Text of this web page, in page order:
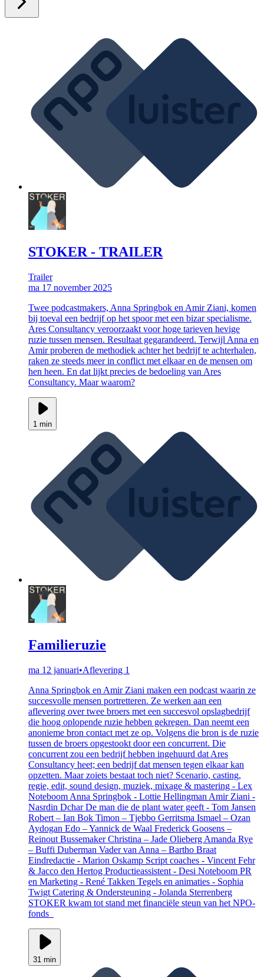
STOKER - TRAILER
Trailer
ma 17 november 2025
Twee podcastmakers, Anna Springbok en Amir Ziani, komen
bij toeval een bedrijf op het spoor met een bizar specialisme.
Ares Consultancy veroorzaakt voor hoge tarieven hevige
ruzie tussen mensen. Resultaat gegarandeerd. Terwijl Anna en
Amir proberen de methodiek achter het bedrijf te achterhalen,
raken ze steeds meer in conflict met elkaar en de mensen om
hen heen. En dat lijkt precies de bedoeling van Ares
Consultancy. Maar waarom?
1 min
Familieruzie
ma 12 januari•Aflevering 1
Anna Springbok en Amir Ziani maken een podcast waarin ze
succesvolle mensen portretteren. Ze werken aan een
aflevering over twee broers met een succesvol opslagbedrijf
die hoog oplopende ruzie hebben gekregen. Dan neemt een
anonieme bron contact met ze op. Volgens die bron is de ruzie
tussen de broers opgestookt door een concurrent. Die
concurrent zou een bedrijf hebben ingehuurd dat Ares
Consultancy heet; een bedrijf dat mensen tegen elkaar kan
opzetten. Maar zoiets bestaat toch niet? Scenario, casting,
regie, edit, sound design, muziek, mixage & mastering - Lex
Noteboom Anna Springbok - Lottie Hellingman Amir Ziani -
Nasrdin Dchar De man die de plant water geeft - Tom Jansen
Robert – Ian Bok Timon – Tjebbo Gerritsma Ismael – Ozan
Aydogan Edo – Yannick de Waal Frederick Goosens –
Reinout Bussemaker Christina – Jade Olieberg Amanda Rye
– Buffi Duberman Vader van Anna – Bartho Braat
Eindredactie - Marion Oskamp Script coaches - Vincent Fehr
& Jacco den Hertog Productieassistent - Desi Noteboom PR
en Marketing - René Takken Tegels en animaties - Sophia
Twigt Catering & Ondersteuning - Jolanda Sterrenberg
STOKER kwam tot stand met financiële steun van het NPO-
fonds
31 min